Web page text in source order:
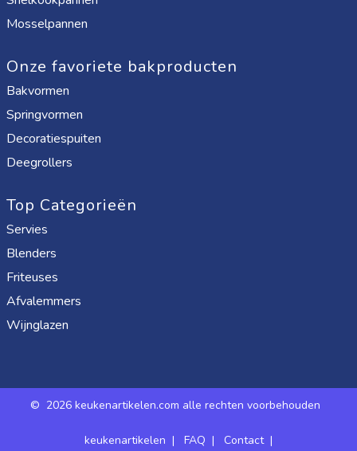
Mosselpannen
Onze favoriete bakproducten
Bakvormen
Springvormen
Decoratiespuiten
Deegrollers
Top Categorieën
Servies
Blenders
Friteuses
Afvalemmers
Wijnglazen
© 2026 keukenartikelen.com alle rechten voorbehouden
keukenartikelen | FAQ | Contact|